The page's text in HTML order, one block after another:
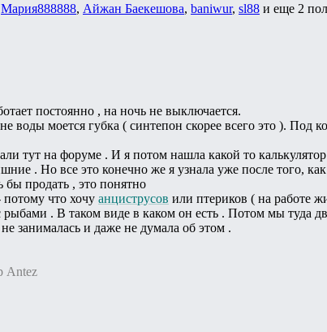
Мария888888, Айжан Баекешова, baniwur, sl88 и еще 2
постоянно , на ночь не выключается.
воды моется губка ( синтепон скорее всего это ).
тут на форуме . И я потом нашла какой то
. Но все это конечно же я узнала уже после того,
продать , это понятно
что хочу анциструсов или птериков ( на работе
. В таком виде в каком он есть . Потом мы туда
занималась и даже не думала об этом .
Antez